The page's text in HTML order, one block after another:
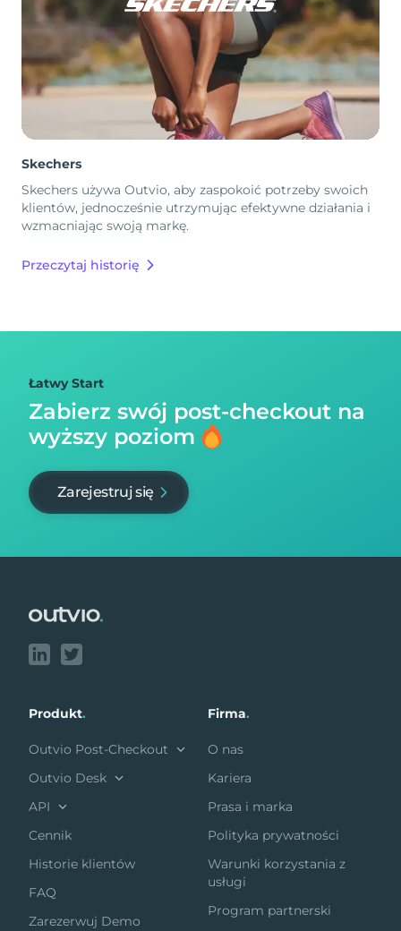
Skechers
Skechers używa Outvio, aby zaspokoić potrzeby swoich
klientów, jednocześnie utrzymując efektywne działania i
wzmacniając swoją markę.
Przeczytaj historię
Łatwy Start
Zabierz swój post-checkout na
wyższy poziom
Zarejestruj się
Produkt.
Outvio Post-Checkout
Outvio Desk
API
Cennik
Historie klientów
FAQ
Zarezerwuj Demo
Firma.
O nas
Kariera
Prasa i marka
Polityka prywatności
Warunki korzystania z
usługi
Program partnerski